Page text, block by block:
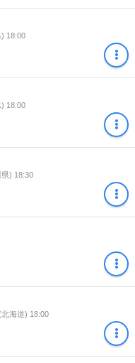
18:00
18:00
) 18:30
海道) 18:00